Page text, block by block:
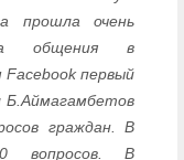
прошла очень
общения в
первый
Б.Аймагамбетов
граждан. В
вопросов. В